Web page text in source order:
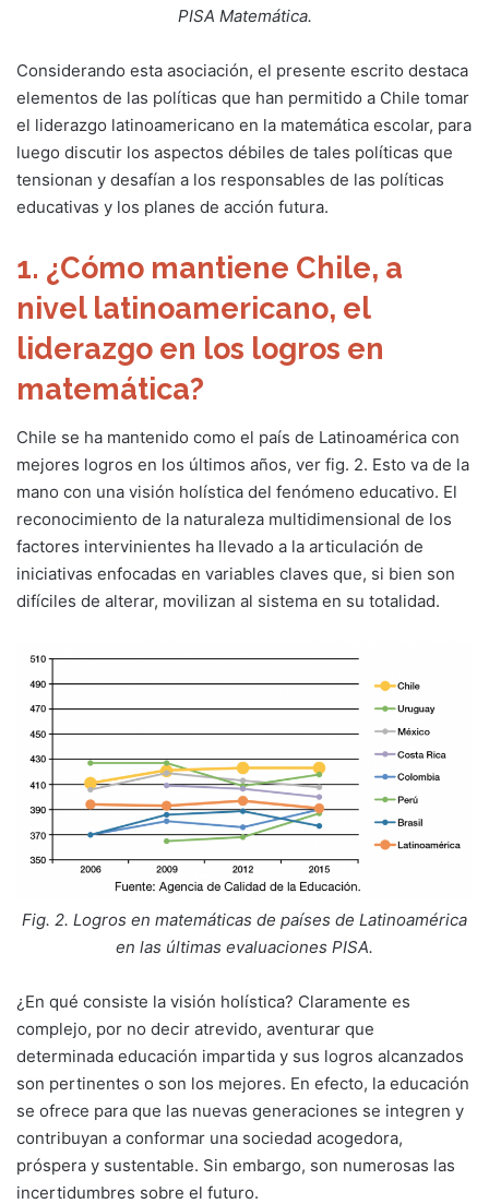
PISA Matemática.
Considerando esta asociación, el presente escrito destaca
elementos de las políticas que han permitido a Chile tomar
el liderazgo latinoamericano en la matemática escolar, para
luego discutir los aspectos débiles de tales políticas que
tensionan y desafían a los responsables de las políticas
educativas y los planes de acción futura.
1. ¿Cómo mantiene Chile, a
nivel latinoamericano, el
liderazgo en los logros en
matemática?
Chile se ha mantenido como el país de Latinoamérica con
mejores logros en los últimos años, ver fig. 2. Esto va de la
mano con una visión holística del fenómeno educativo. El
reconocimiento de la naturaleza multidimensional de los
factores intervinientes ha llevado a la articulación de
iniciativas enfocadas en variables claves que, si bien son
difíciles de alterar, movilizan al sistema en su totalidad.
Fig. 2. Logros en matemáticas de países de Latinoamérica
en las últimas evaluaciones PISA.
¿En qué consiste la visión holística? Claramente es
complejo, por no decir atrevido, aventurar que
determinada educación impartida y sus logros alcanzados
son pertinentes o son los mejores. En efecto, la educación
se ofrece para que las nuevas generaciones se integren y
contribuyan a conformar una sociedad acogedora,
próspera y sustentable. Sin embargo, son numerosas las
incertidumbres sobre el futuro.